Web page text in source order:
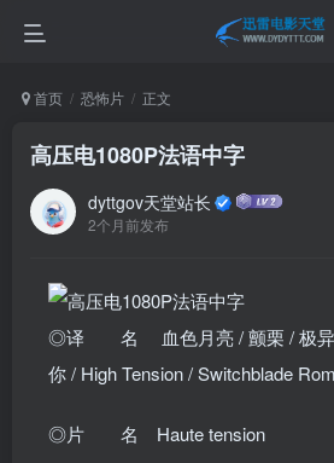
首页 恐怖片 正文
高压电1080P法语中字
dyttgov天堂站长
2个月前发布
◎译 名 血色月亮 / 颤栗 / 极异
你 / High Tension / Switchblade
◎片 名 Haute tension